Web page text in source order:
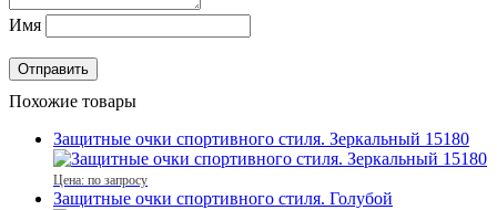
Имя
Похожие товары
Защитные очки спортивного стиля. Зеркальный 15180
Цена: по запросу
Защитные очки спортивного стиля. Голубой